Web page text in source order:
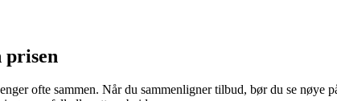
prisen
ofte sammen. Når du sammenligner tilbud, bør du se